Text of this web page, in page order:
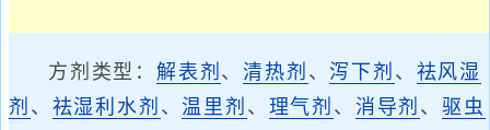
方剂类型： 解表剂 、清热剂 、 泻下剂 、 祛风湿
剂 、 祛湿利水剂 、温里剂 、 理气剂 、 消导剂 、驱虫